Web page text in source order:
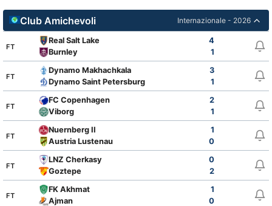
Club Amichevoli Internazionale - 2026
FT
Real Salt Lake
4
Burnley
1
FT
Dynamo Makhachkala
3
Dynamo Saint Petersburg
1
FT
FC Copenhagen
2
Viborg
1
FT
Nuernberg II
1
Austria Lustenau
0
FT
LNZ Cherkasy
0
Goztepe
2
FT
FK Akhmat
1
Ajman
0